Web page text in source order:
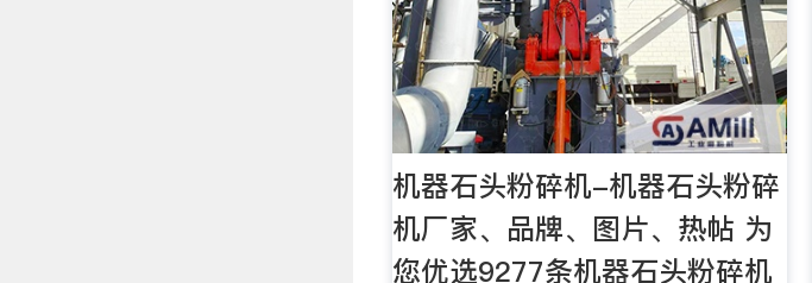
机器石头粉碎机-机器石头粉碎
机厂家、品牌、图片、热帖 为
您优选9277条机器石头粉碎机